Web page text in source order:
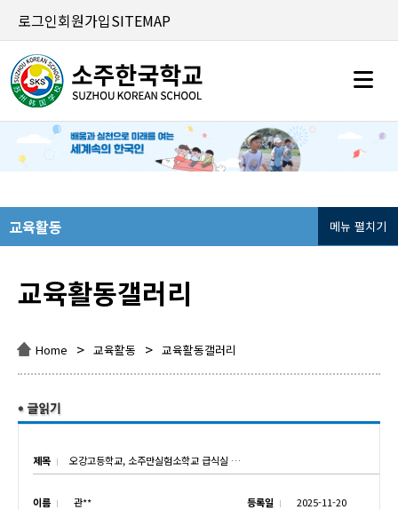
로그인회원가입SITEMAP
교육활동 메뉴 펼치기
교육활동갤러리
Home > 교육활동 > 교육활동갤러리
제목 오강고등학교, 소주만실험소학교 급식실 시설 견학
이름 관** 등록일 2025-11-20